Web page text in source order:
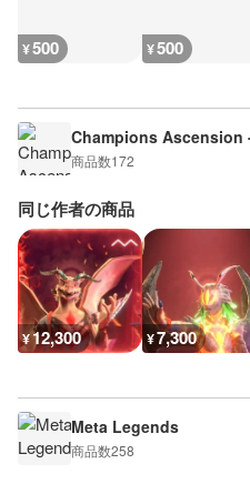
¥500 ¥500
Champions Ascension
商品数172
同じ作者の商品
¥12,300 ¥7,300
Meta Legends
商品数258